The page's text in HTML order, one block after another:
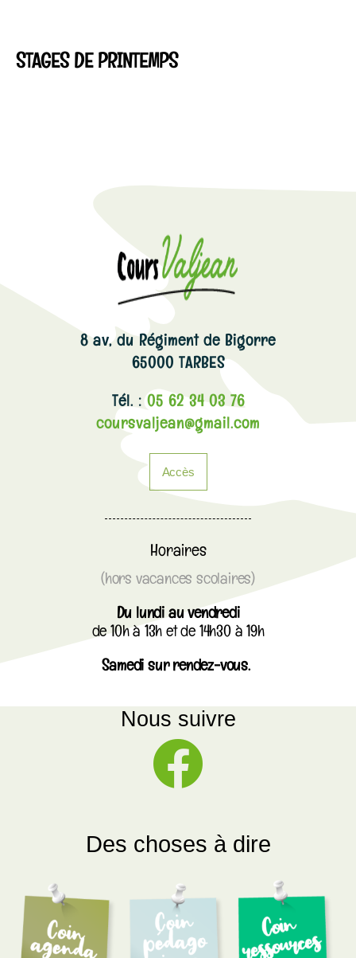
STAGES DE PRINTEMPS
8 av, du Régiment de Bigorre
65000 TARBES
Tél. : 05 62 34 03 76
coursvaljean@gmail.com
Accès
Horaires
(hors vacances scolaires)
Du lundi au vendredi
de 10h à 13h et de 14h30 à 19h
Samedi sur rendez-vous.
Nous suivre
Des choses à dire